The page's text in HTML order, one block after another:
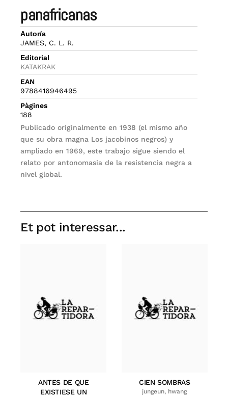
panafricanas
Autor/a
JAMES, C. L. R.
Editorial
KATAKRAK
EAN
9788416946495
Pàgines
188
Publicado originalmente en 1938 (el mismo año
que su obra magna Los jacobinos negros) y
ampliado en 1969, este trabajo sigue siendo el
relato por antonomasia de la resistencia negra a
nivel global.
Et pot interessar...
ANTES DE QUE
EXISTIESE UN
CIEN SOMBRAS
jungeun, hwang